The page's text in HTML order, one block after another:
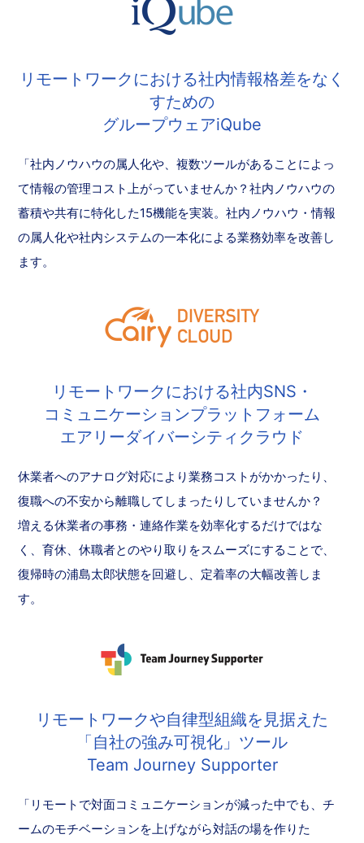
リモートワークにおける社内情報格差をなく
すための
グループウェアiQube
「社内ノウハウの属人化や、複数ツールがあることによっ
て情報の管理コスト上がっていませんか？社内ノウハウの
蓄積や共有に特化した15機能を実装。社内ノウハウ・情報
の属人化や社内システムの一本化による業務効率を改善し
ます。
リモートワークにおける社内SNS・
コミュニケーションプラットフォーム
エアリーダイバーシティクラウド
休業者へのアナログ対応により業務コストがかかったり、
復職への不安から離職してしまったりしていませんか？
増える休業者の事務・連絡作業を効率化するだけではな
く、育休、休職者とのやり取りをスムーズにすることで、
復帰時の浦島太郎状態を回避し、定着率の大幅改善しま
す。
リモートワークや自律型組織を見据えた
「自社の強み可視化」ツール
Team Journey Supporter
「リモートで対面コミュニケーションが減った中でも、チ
ームのモチベーションを上げながら対話の場を作りた